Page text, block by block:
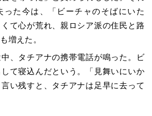
った今は、「ビーチャのそばにいた
て心が荒れ、親ロシア派の住民と路
増えた。
、タチアナの携帯電話が鳴った。ビ
て寝込んだという。「見舞いにいか
い残すと、タチアナは足早に去って